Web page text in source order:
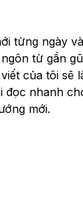
từng ngày
từ gần
của tôi sẽ
đọc nhanh
mới.